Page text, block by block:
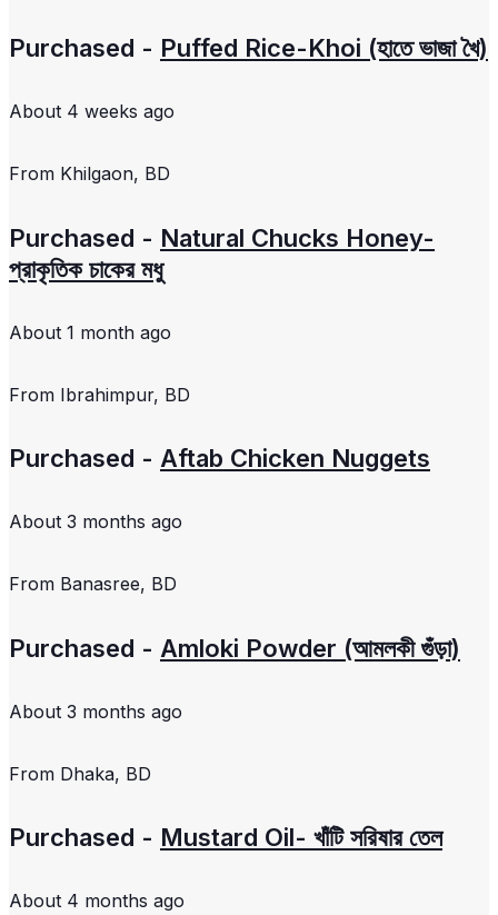
Purchased - Puffed Rice-Khoi (হাতে ভাজা খৈ)
About 4 weeks ago
From Khilgaon, BD
Purchased - Natural Chucks Honey-
প্রাকৃতিক চাকের মধু
About 1 month ago
From Ibrahimpur, BD
Purchased - Aftab Chicken Nuggets
About 3 months ago
From Banasree, BD
Purchased - Amloki Powder (আমলকী গুঁড়া)
About 3 months ago
From Dhaka, BD
Purchased - Mustard Oil- খাঁটি সরিষার তেল
About 4 months ago